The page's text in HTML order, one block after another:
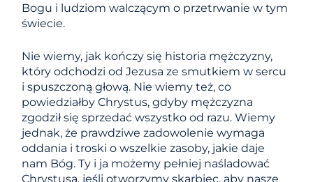
Bogu i ludziom walczącym o przetrwanie w tym
świecie.
Nie wiemy, jak kończy się historia mężczyzny,
który odchodzi od Jezusa ze smutkiem w sercu
i spuszczoną głową. Nie wiemy też, co
powiedziałby Chrystus, gdyby mężczyzna
zgodził się sprzedać wszystko od razu. Wiemy
jednak, że prawdziwe zadowolenie wymaga
oddania i troski o wszelkie zasoby, jakie daje
nam Bóg. Ty i ja możemy pełniej naśladować
Chrystusa, jeśli otworzymy skarbiec, aby nasze